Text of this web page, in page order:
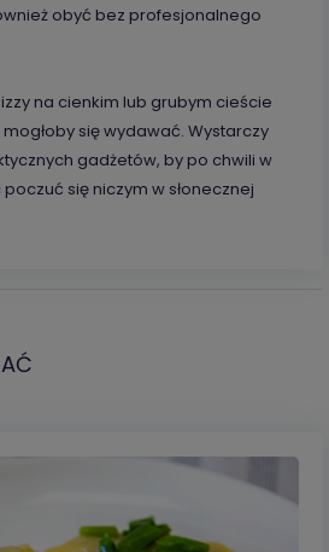
obyć bez profesjonalnego
na cienkim lub grubym cieście
się wydawać. Wystarczy
gadżetów, by po chwili w
się niczym w słonecznej